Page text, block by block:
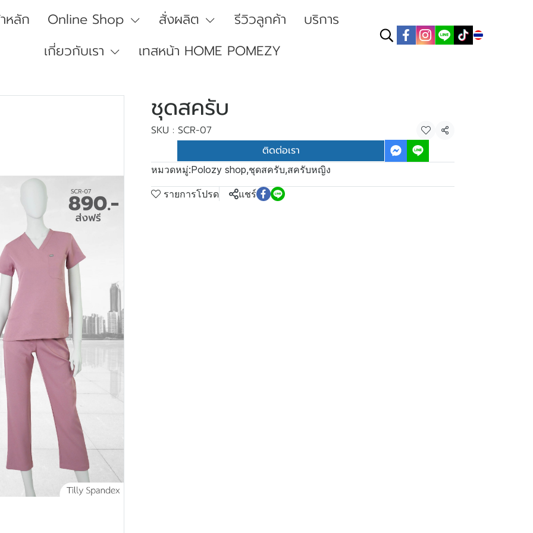
หลัก Online Shop สั่งผลิต รีวิวลูกค้า
บริการ
เกี่ยวกับเรา
เทสหน้า HOME POMEZY
ชุดสครับ
SKU : SCR-07
แชร์
ติดต่อเรา
หมวดหมู่:Polozy shop,ชุดสครับ,สครับหญิง
รายการโปรด แชร์